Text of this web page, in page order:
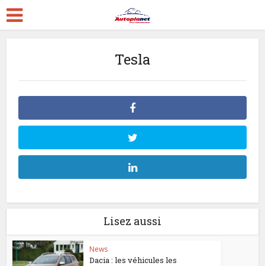
Tesla
Lisez aussi
News
Dacia : les véhicules les